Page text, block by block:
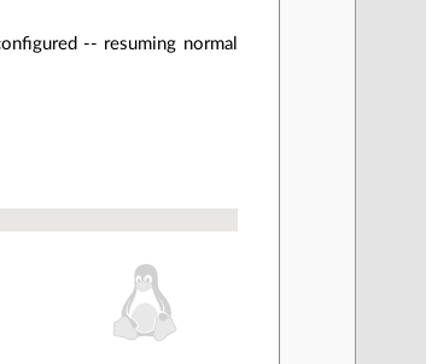
-- resuming normal